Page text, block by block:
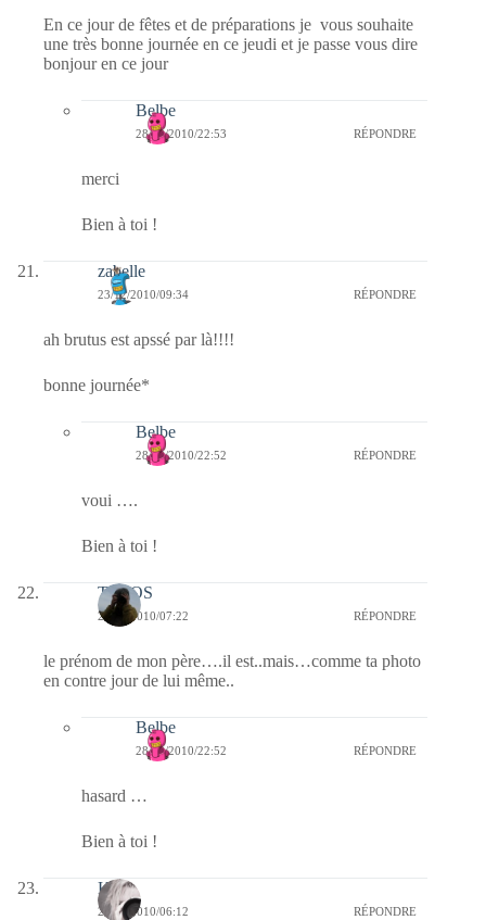
En ce jour de fêtes et de préparations je vous souhaite
une très bonne journée en ce jeudi et je passe vous dire
bonjour en ce jour
Belbe
28/12/2010/22:53 RÉPONDRE
merci
Bien à toi !
zabelle
23/12/2010/09:34 RÉPONDRE
ah brutus est apssé par là!!!!
bonne journée*
Belbe
28/12/2010/22:52 RÉPONDRE
voui ….
Bien à toi !
TELOS
23/12/2010/07:22 RÉPONDRE
le prénom de mon père….il est..mais…comme ta photo
en contre jour de lui même..
Belbe
28/12/2010/22:52 RÉPONDRE
hasard …
Bien à toi !
Kala
23/12/2010/06:12 RÉPONDRE